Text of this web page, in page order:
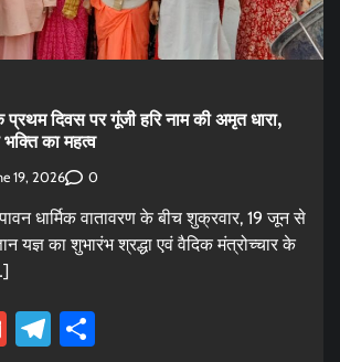
प्रथम दिवस पर गूंजी हरि नाम की अमृत धारा,
का महत्व
19, 2026 0
पावन धार्मिक वातावरण के बीच शुक्रवार, 19 जून से
यज्ञ का शुभारंभ श्रद्धा एवं वैदिक मंत्रोच्चार के
GmailTelegram